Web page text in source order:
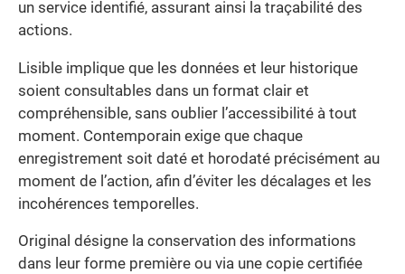
un service identifié, assurant ainsi la traçabilité des
actions.
Lisible implique que les données et leur historique
soient consultables dans un format clair et
compréhensible, sans oublier l’accessibilité à tout
moment. Contemporain exige que chaque
enregistrement soit daté et horodaté précisément au
moment de l’action, afin d’éviter les décalages et les
incohérences temporelles.
Original désigne la conservation des informations
dans leur forme première ou via une copie certifiée